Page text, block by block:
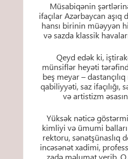
Müsabiqənin
ifaçılar Azərbaycan aşıq
hansı birinin müəyyən
və sazda klassik
Qeyd edək ki,
münsiflər heyəti
beş meyar –
qabiliyyəti, saz ifaçılığı,
və artistizm
Yüksək nəticə
kimliyi və ümumi
rektoru, sənətşünaslıq
incəsənət xadimi,